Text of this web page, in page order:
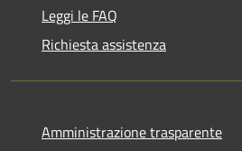
Leggi le FAQ
Richiesta assistenza
Amministrazione trasparente